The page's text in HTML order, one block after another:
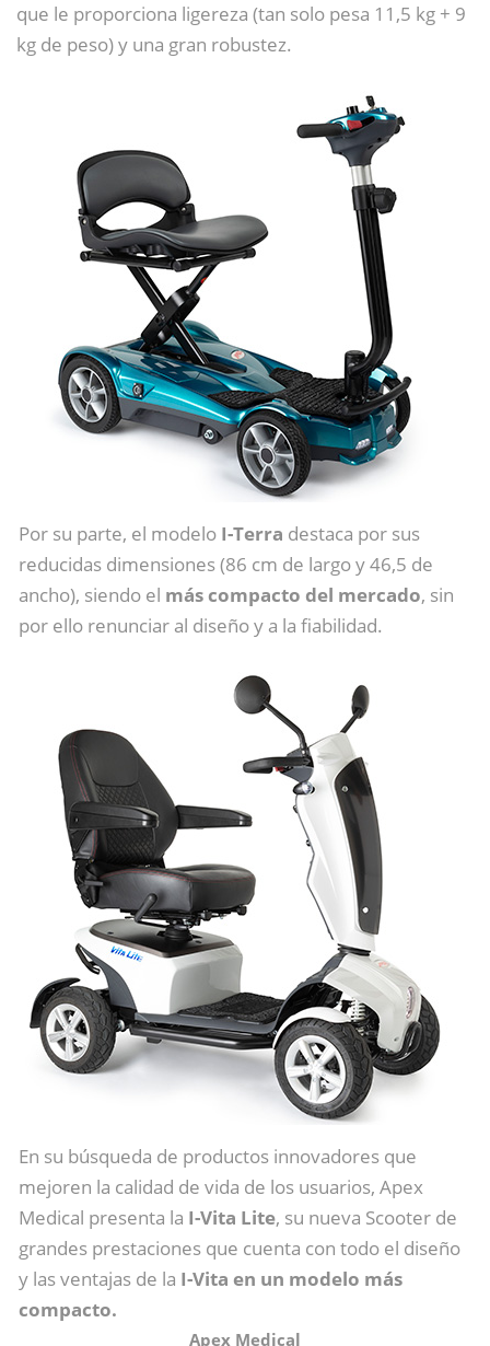
que le proporciona ligereza (tan solo pesa 11,5 kg + 9
kg de peso) y una gran robustez.
Por su parte, el modelo I-Terra destaca por sus
reducidas dimensiones (86 cm de largo y 46,5 de
ancho), siendo el más compacto del mercado, sin
por ello renunciar al diseño y a la fiabilidad.
En su búsqueda de productos innovadores que
mejoren la calidad de vida de los usuarios, Apex
Medical presenta la I-Vita Lite, su nueva Scooter de
grandes prestaciones que cuenta con todo el diseño
y las ventajas de la I-Vita en un modelo más
compacto.
Apex Medical